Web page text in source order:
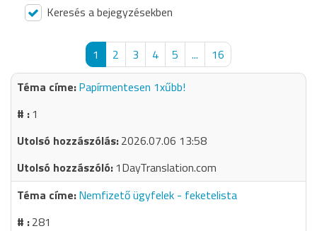
Keresés a bejegyzésekben
1 2 3 4 5 ...
16
Papírmentesen 1xűbb!
1
2026.07.06 13:58
1DayTranslation.com
Nemfizető ügyfelek - feketelista
281